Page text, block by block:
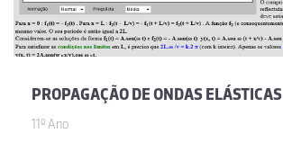
PROPAGAÇÃO DE ONDAS ELÁSTICAS
11º Ano